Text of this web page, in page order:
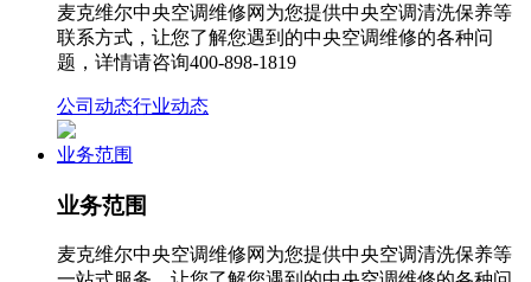
麦克维尔中央空调维修网为您提供中央空调清洗保养等
联系方式，让您了解您遇到的中央空调维修的各种问
题，详情请咨询400-898-1819
公司动态行业动态
业务范围
业务范围
麦克维尔中央空调维修网为您提供中央空调清洗保养等